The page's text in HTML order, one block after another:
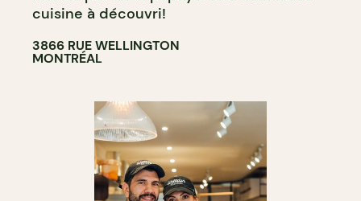
cuisine à découvri!
3866 RUE WELLINGTON
MONTRÉAL